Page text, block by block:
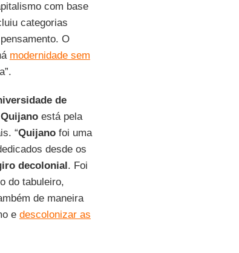
com base
categorias
O
modernidade sem
de
está pela
“Quijanofoi uma
desde os
decolonial. Foi
do tabuleiro,
de maneira
e descolonizar as